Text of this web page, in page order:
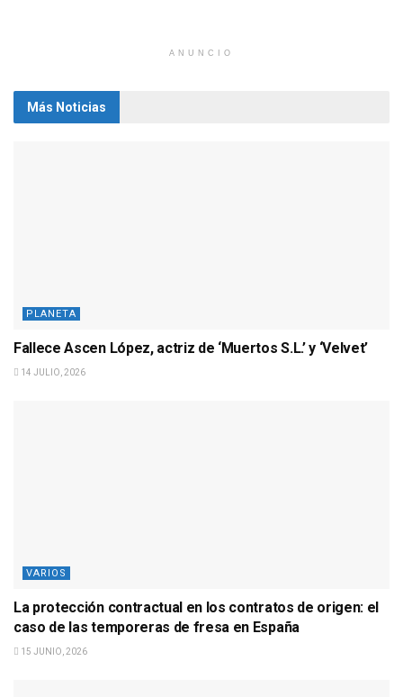
ANUNCIO
Más Noticias
PLANETA
Fallece Ascen López, actriz de ‘Muertos S.L.’ y ‘Velvet’
14 JULIO, 2026
VARIOS
La protección contractual en los contratos de origen: el
caso de las temporeras de fresa en España
15 JUNIO, 2026